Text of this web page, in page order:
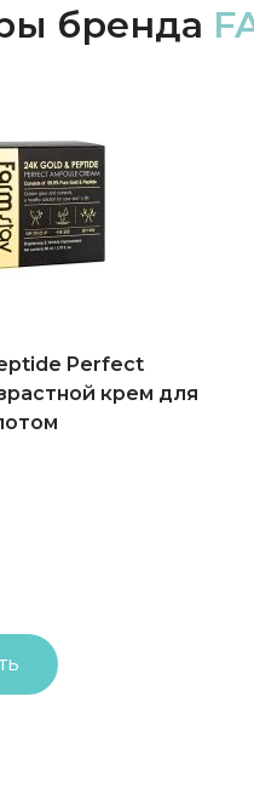
бренда
Perfect
крем для